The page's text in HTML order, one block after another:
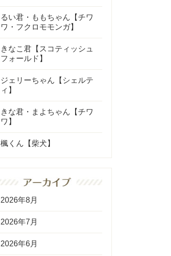
るい君・ももちゃん【チワ
ワ・フクロモモンガ】
きなこ君【スコティッシュ
フォールド】
ジェリーちゃん【シェルテ
ィ】
きな君・まよちゃん【チワ
ワ】
楓くん【柴犬】
2026年8月
2026年7月
2026年6月